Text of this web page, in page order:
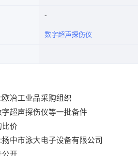
数字超声探伤仪
欧冶工业品采购组织
字超声探伤仪等一批备件
比价
中市泳大电子设备有限公司
公开